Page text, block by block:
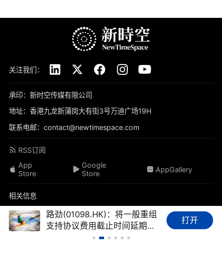
关注我们：
承印：新时空传媒有限公司
地址：香港九龙新蒲岗大有街3号万迪广场19H
联系电邮：contact@newtimespace.com
RSS订阅
App
Store
Google
Store
AppGallery
相关信息
关于我们
免责声明 隐私政策 联系我们
加入我们
品牌素材
我要投稿 标签库 友情链接 财经FAQ
路劲(01098.HK)：将一般重组
支持协议费用截止时间延期至
8月21日，预计逾75%票据持
打开